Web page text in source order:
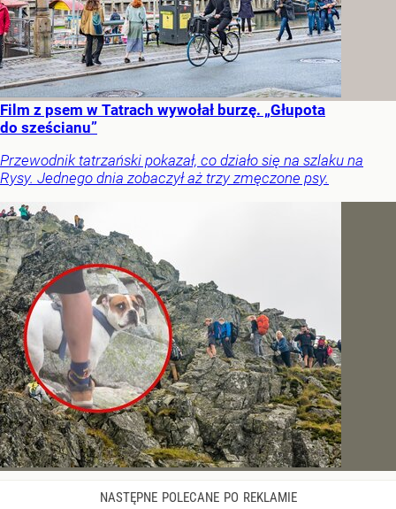
Film z psem w Tatrach wywołał burzę. „Głupota
do sześcianu”
Przewodnik tatrzański pokazał, co działo się na szlaku na
Rysy. Jednego dnia zobaczył aż trzy zmęczone psy.